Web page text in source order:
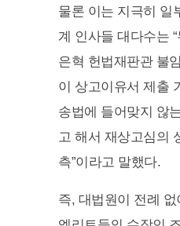
물론 이는 지극히 일
계 인사들 대다수는
은혁 헌법재판관 불
이 상고이유서 제출
송법에 들어맞지 않
고 해서 재상고심의
측”이라고 말했다.
즉, 대법원이 전례